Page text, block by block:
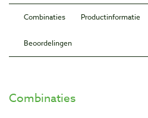
Combinaties Productinformatie
Beoordelingen
Combinaties